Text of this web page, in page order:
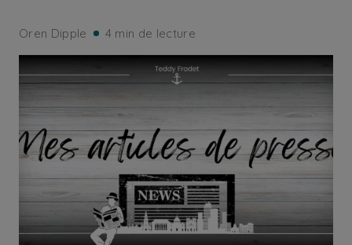
Oren Dipple 4 min de lecture